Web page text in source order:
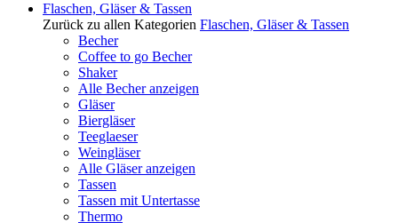
Flaschen, Gläser & Tassen
Zurück zu allen Kategorien Flaschen, Gläser & Tassen
Becher
Coffee to go Becher
Shaker
Alle Becher anzeigen
Gläser
Biergläser
Teeglaeser
Weingläser
Alle Gläser anzeigen
Tassen
Tassen mit Untertasse
Thermo